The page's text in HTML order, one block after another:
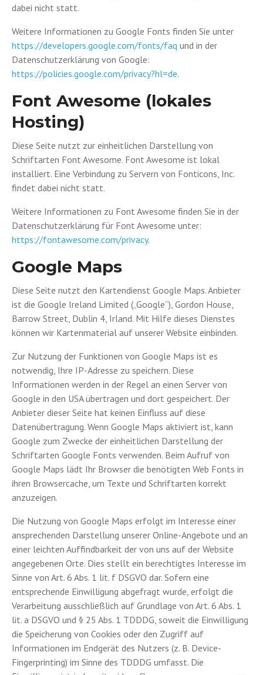
dabei nicht statt.
Weitere Informationen zu Google Fonts finden Sie unter
https://developers.google.com/fonts/faq und in der
Datenschutzerklärung von Google:
https://policies.google.com/privacy?hl=de.
Font Awesome (lokales
Hosting)
Diese Seite nutzt zur einheitlichen Darstellung von
Schriftarten Font Awesome. Font Awesome ist lokal
installiert. Eine Verbindung zu Servern von Fonticons, Inc.
findet dabei nicht statt.
Weitere Informationen zu Font Awesome finden Sie in der
Datenschutzerklärung für Font Awesome unter:
https://fontawesome.com/privacy.
Google Maps
Diese Seite nutzt den Kartendienst Google Maps. Anbieter
ist die Google Ireland Limited („Google“), Gordon House,
Barrow Street, Dublin 4, Irland. Mit Hilfe dieses Dienstes
können wir Kartenmaterial auf unserer Website einbinden.
Zur Nutzung der Funktionen von Google Maps ist es
notwendig, Ihre IP-Adresse zu speichern. Diese
Informationen werden in der Regel an einen Server von
Google in den USA übertragen und dort gespeichert. Der
Anbieter dieser Seite hat keinen Einfluss auf diese
Datenübertragung. Wenn Google Maps aktiviert ist, kann
Google zum Zwecke der einheitlichen Darstellung der
Schriftarten Google Fonts verwenden. Beim Aufruf von
Google Maps lädt Ihr Browser die benötigten Web Fonts in
ihren Browsercache, um Texte und Schriftarten korrekt
anzuzeigen.
Die Nutzung von Google Maps erfolgt im Interesse einer
ansprechenden Darstellung unserer Online-Angebote und an
einer leichten Auffindbarkeit der von uns auf der Website
angegebenen Orte. Dies stellt ein berechtigtes Interesse im
Sinne von Art. 6 Abs. 1 lit. f DSGVO dar. Sofern eine
entsprechende Einwilligung abgefragt wurde, erfolgt die
Verarbeitung ausschließlich auf Grundlage von Art. 6 Abs. 1
lit. a DSGVO und § 25 Abs. 1 TDDDG, soweit die Einwilligung
die Speicherung von Cookies oder den Zugriff auf
Informationen im Endgerät des Nutzers (z. B. Device-
Fingerprinting) im Sinne des TDDDG umfasst. Die